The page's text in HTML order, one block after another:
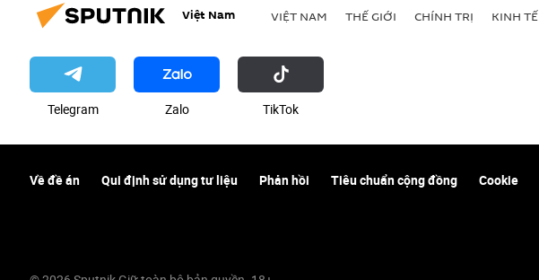
Việt Nam VIỆT NAM THẾ GIỚI CHÍNH TRỊ KINH TẾ
Telegram Zalo ТikТоk
Về đề án Qui định sử dụng tư liệu Phản hồi Tiêu chuẩn cộng đồng Cookie